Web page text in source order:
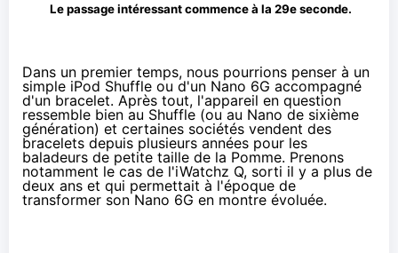
Le passage intéressant commence à la 29e seconde.
Dans un premier temps, nous pourrions penser à un
simple iPod Shuffle ou d'un Nano 6G accompagné
d'un bracelet. Après tout, l'appareil en question
ressemble bien au Shuffle (ou au Nano de sixième
génération) et certaines sociétés vendent des
bracelets depuis plusieurs années pour les
baladeurs de petite taille de la Pomme. Prenons
notamment le cas de l'iWatchz Q, sorti il y a plus de
deux ans et qui permettait à l'époque de
transformer son Nano 6G en montre évoluée.